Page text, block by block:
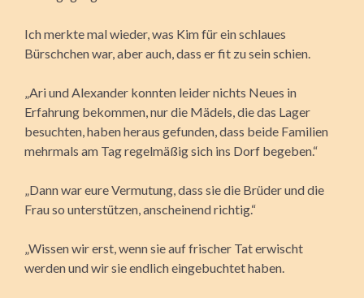
Ich merkte mal wieder, was Kim für ein schlaues
Bürschchen war, aber auch, dass er fit zu sein schien.
„Ari und Alexander konnten leider nichts Neues in
Erfahrung bekommen, nur die Mädels, die das Lager
besuchten, haben heraus gefunden, dass beide Familien
mehrmals am Tag regelmäßig sich ins Dorf begeben.“
„Dann war eure Vermutung, dass sie die Brüder und die
Frau so unterstützen, anscheinend richtig.“
„Wissen wir erst, wenn sie auf frischer Tat erwischt
werden und wir sie endlich eingebuchtet haben.